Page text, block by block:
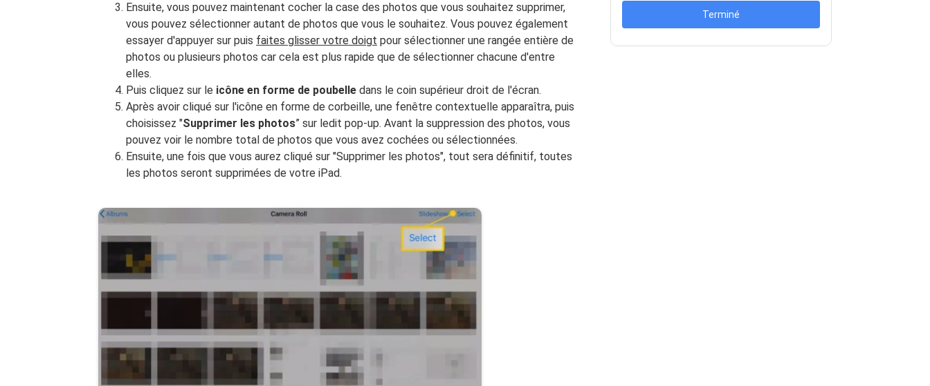
Ensuite, vous pouvez maintenant cocher la case des photos que vous souhaitez supprimer,
vous pouvez sélectionner autant de photos que vous le souhaitez. Vous pouvez également
essayer d'appuyer sur puis faites glisser votre doigt pour sélectionner une rangée entière de
photos ou plusieurs photos car cela est plus rapide que de sélectionner chacune d'entre
elles.
Puis cliquez sur le icône en forme de poubelle dans le coin supérieur droit de l'écran.
Après avoir cliqué sur l'icône en forme de corbeille, une fenêtre contextuelle apparaîtra, puis
choisissez "Supprimer les photos” sur ledit pop-up. Avant la suppression des photos, vous
pouvez voir le nombre total de photos que vous avez cochées ou sélectionnées.
Ensuite, une fois que vous aurez cliqué sur "Supprimer les photos", tout sera définitif, toutes
les photos seront supprimées de votre iPad.
Terminé